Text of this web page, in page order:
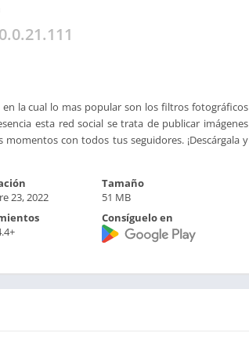
la cual lo mas popular son los filtros fotográficos
esta red social se trata de publicar imágenes
con todos tus seguidores. ¡Descárgala y
23, 2022
Tamaño
51 MB
Consíguelo en